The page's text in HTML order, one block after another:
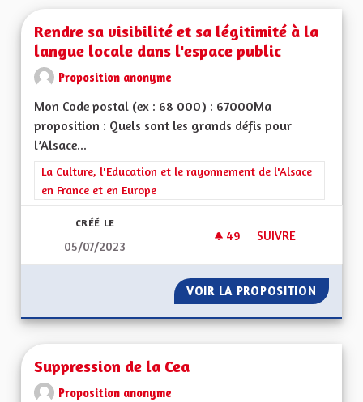
Rendre sa visibilité et sa légitimité à la
langue locale dans l'espace public
Proposition anonyme
Mon Code postal (ex : 68 000) : 67000Ma
proposition : Quels sont les grands défis pour
l’Alsace...
Filtrer les résultats de la catégorie : La Culture, l'Education et
La Culture, l'Education et le rayonnement de l'Alsace
en France et en Europe
CRÉÉ LE
05/07/2023
49 49 ABONNÉS
SUIVRE
VOIR LA PROPOSITION
Suppression de la Cea
Proposition anonyme